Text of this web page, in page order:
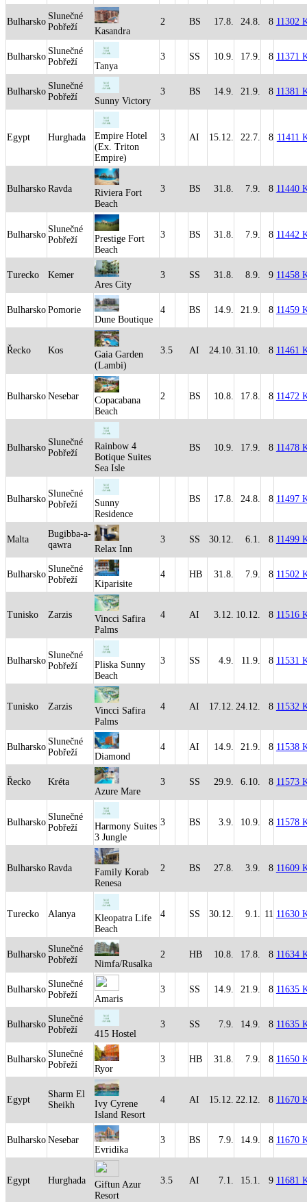
Bulharsko
Slunečné
Pobřeží
Kasandra
2 BS 17.8. 24.8. 8 11302
Bulharsko
Slunečné
Pobřeží
Tanya
3 SS 10.9. 17.9. 8 11371
Bulharsko
Slunečné
Pobřeží
Sunny Victory
3 BS 14.9. 21.9. 8 11381
Egypt Hurghada
Empire Hotel
(Ex. Triton
Empire)
3 AI 15.12. 22.7. 8 11411
Bulharsko Ravda
Riviera Fort
Beach
3 BS 31.8. 7.9. 8 11440
Bulharsko
Slunečné
Pobřeží
Prestige Fort
Beach
3 BS 31.8. 7.9. 8 11442
Turecko
Kemer
Ares City
3 SS 31.8. 8.9. 9 11458
Bulharsko Pomorie
Dune Boutique
4 BS 14.9. 21.9. 8 11459
Řecko Kos
Gaia Garden
(Lambi)
3.5 AI 24.10. 31.10. 8 11461
Bulharsko Nesebar
Copacabana
Beach
2 BS 10.8. 17.8. 8 11472
Bulharsko
Slunečné
Pobřeží
Rainbow 4
Botique Suites
Sea Isle
BS 10.9. 17.9. 8 11478
Bulharsko
Slunečné
Pobřeží
Sunny
Residence
BS 17.8. 24.8. 8 11497
Malta
Bugibba-a-
qawra
Relax Inn
3 SS 30.12. 6.1. 8 11499
Bulharsko
Slunečné
Pobřeží
Kiparisite
4 HB 31.8. 7.9. 8 11502
Tunisko Zarzis
Vincci Safira
Palms
4 AI 3.12. 10.12. 8 11516
Bulharsko
Slunečné
Pobřeží
Pliska Sunny
Beach
3 SS 4.9. 11.9. 8 11531
Tunisko Zarzis
Vincci Safira
Palms
4 AI 17.12. 24.12. 8 11532
Bulharsko
Slunečné
Pobřeží
Diamond
4 AI 14.9. 21.9. 8 11538
Řecko
Kréta
Azure Mare
3 SS 29.9. 6.10. 8 11573
Bulharsko
Slunečné
Pobřeží
Harmony Suites
3 Jungle
3 BS 3.9. 10.9. 8 11578
Bulharsko Ravda
Family Korab
Renesa
2 BS 27.8. 3.9. 8 11609
Turecko Alanya
Kleopatra Life
Beach
4 SS 30.12. 9.1. 11 11630
Bulharsko
Slunečné
Pobřeží
Nimfa/Rusalka
2 HB 10.8. 17.8. 8 11634
Bulharsko
Slunečné
Pobřeží
Amaris
3 SS 14.9. 21.9. 8 11635
Bulharsko
Slunečné
Pobřeží
415 Hostel
3 SS 7.9. 14.9. 8 11635
Bulharsko
Slunečné
Pobřeží
Ryor
3 HB 31.8. 7.9. 8 11650
Egypt
Sharm El
Sheikh
Ivy Cyrene
Island Resort
4 AI 15.12. 22.12. 8 11670
Bulharsko Nesebar
Evridika
3 BS 7.9. 14.9. 8 11670
Egypt Hurghada
Giftun Azur
Resort
3.5 AI 7.1. 15.1. 9 11681